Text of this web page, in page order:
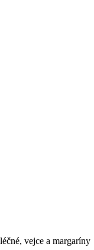
vejce a margaríny